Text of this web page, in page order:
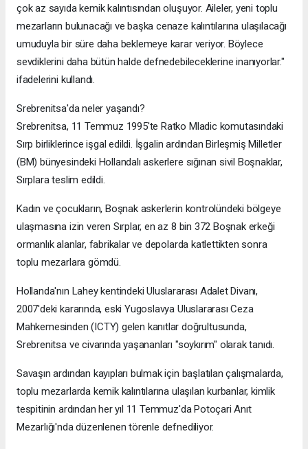
çok az sayıda kemik kalıntısından oluşuyor. Aileler, yeni toplu
mezarların bulunacağı ve başka cenaze kalıntılarına ulaşılacağı
umuduyla bir süre daha beklemeye karar veriyor. Böylece
sevdiklerini daha bütün halde defnedebileceklerine inanıyorlar."
ifadelerini kullandı.
Srebrenitsa'da neler yaşandı?
Srebrenitsa, 11 Temmuz 1995'te Ratko Mladic komutasındaki
Sırp birliklerince işgal edildi. İşgalin ardından Birleşmiş Milletler
(BM) bünyesindeki Hollandalı askerlere sığınan sivil Boşnaklar,
Sırplara teslim edildi.
Kadın ve çocukların, Boşnak askerlerin kontrolündeki bölgeye
ulaşmasına izin veren Sırplar, en az 8 bin 372 Boşnak erkeği
ormanlık alanlar, fabrikalar ve depolarda katlettikten sonra
toplu mezarlara gömdü.
Hollanda'nın Lahey kentindeki Uluslararası Adalet Divanı,
2007'deki kararında, eski Yugoslavya Uluslararası Ceza
Mahkemesinden (ICTY) gelen kanıtlar doğrultusunda,
Srebrenitsa ve civarında yaşananları "soykırım" olarak tanıdı.
Savaşın ardından kayıpları bulmak için başlatılan çalışmalarda,
toplu mezarlarda kemik kalıntılarına ulaşılan kurbanlar, kimlik
tespitinin ardından her yıl 11 Temmuz'da Potoçari Anıt
Mezarlığı'nda düzenlenen törenle defnediliyor.